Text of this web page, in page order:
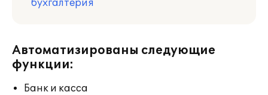
бухгалтерия
Автоматизированы следующие
функции:
Банк и касса